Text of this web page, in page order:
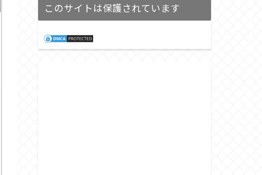
このサイトは保護されています